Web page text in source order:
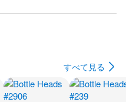
すべて見る